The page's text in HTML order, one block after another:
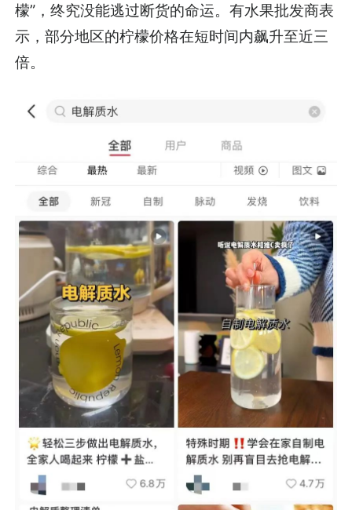
檬”，终究没能逃过断货的命运。有水果批发商表
示，部分地区的柠檬价格在短时间内飙升至近三
倍。